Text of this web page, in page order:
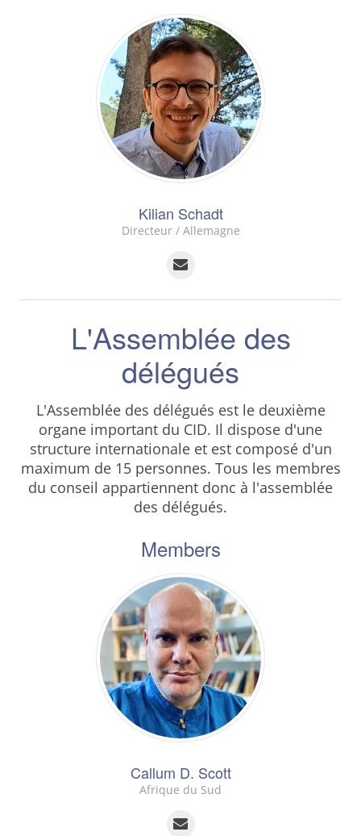
Kilian Schadt
Directeur / Allemagne
L'Assemblée des
délégués
L'Assemblée des délégués est le deuxième
organe important du CID. Il dispose d'une
structure internationale et est composé d'un
maximum de 15 personnes. Tous les membres
du conseil appartiennent donc à l'assemblée
des délégués.
Members
Callum D. Scott
Afrique du Sud